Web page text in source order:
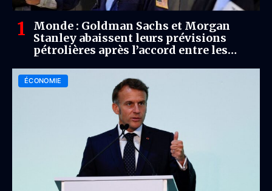
Monde : Goldman Sachs et Morgan
Stanley abaissent leurs prévisions
pétrolières après l’accord entre les
ÉCONOMIE